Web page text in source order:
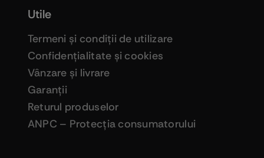
Utile
Termeni şi condiţii de utilizare
Confidenţialitate şi cookies
Vânzare şi livrare
Garanţii
Returul produselor
ANPC – Protecţia consumatorului